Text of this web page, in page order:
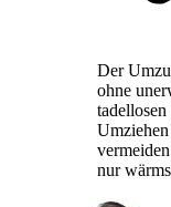
Der
ohne
Umziehen
nur